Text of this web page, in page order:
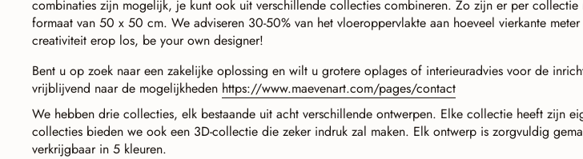
combinaties zijn mogelijk, je kunt ook uit verschillende collecties combineren. Zo zijn er per
formaat van 50 x 50 cm. We adviseren 30-50% van het vloeroppervlakte aan hoeveel vierkante
creativiteit erop los, be your own designer!
Bent u op zoek naar een zakelijke oplossing en wilt u grotere oplages of interieuradvies voor de
vrijblijvend naar de mogelijkheden https://www.maevenart.com/pages/contact
We hebben drie collecties, elk bestaande uit acht verschillende ontwerpen. Elke collectie heeft zijn
collecties bieden we ook een 3D-collectie die zeker indruk zal maken. Elk ontwerp is zorgvuldig
verkrijgbaar in 5 kleuren.